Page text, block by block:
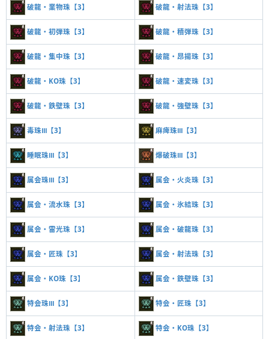
破龍・業物珠【3】 破龍・射法珠【3】
破龍・初弾珠【3】 破龍・積弾珠【3】
破龍・集中珠【3】 破龍・昂揚珠【3】
破龍・KO珠【3】 破龍・速変珠【3】
破龍・鉄壁珠【3】 破龍・強壁珠【3】
毒珠Ⅲ【3】 麻痺珠Ⅲ【3】
睡眠珠Ⅲ【3】 爆破珠Ⅲ【3】
属会珠Ⅲ【3】 属会・火炎珠【3】
属会・流水珠【3】 属会・氷結珠【3】
属会・雷光珠【3】 属会・破龍珠【3】
属会・匠珠【3】 属会・射法珠【3】
属会・KO珠【3】 属会・鉄壁珠【3】
特会珠Ⅲ【3】 特会・匠珠【3】
特会・射法珠【3】 特会・KO珠【3】